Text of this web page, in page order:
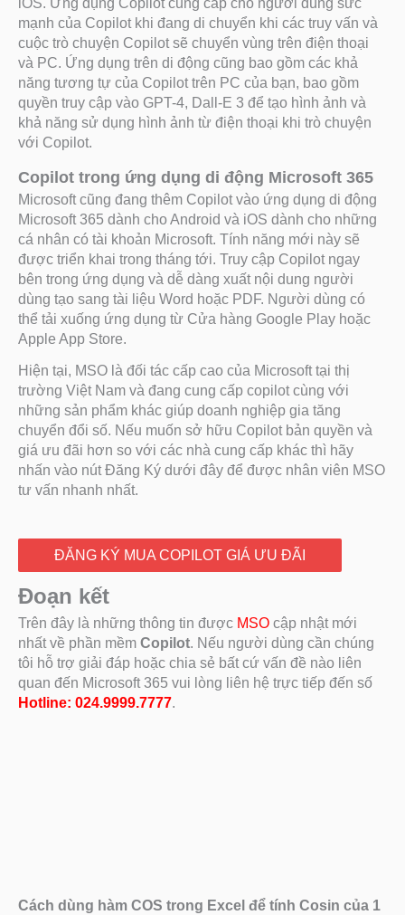
iOS. Ứng dụng Copilot cung cấp cho người dùng sức
mạnh của Copilot khi đang di chuyển khi các truy vấn và
cuộc trò chuyện Copilot sẽ chuyển vùng trên điện thoại
và PC. Ứng dụng trên di động cũng bao gồm các khả
năng tương tự của Copilot trên PC của bạn, bao gồm
quyền truy cập vào GPT-4, Dall-E 3 để tạo hình ảnh và
khả năng sử dụng hình ảnh từ điện thoại khi trò chuyện
với Copilot.
Copilot trong ứng dụng di động Microsoft 365
Microsoft cũng đang thêm Copilot vào ứng dụng di động
Microsoft 365 dành cho Android và iOS dành cho những
cá nhân có tài khoản Microsoft. Tính năng mới này sẽ
được triển khai trong tháng tới. Truy cập Copilot ngay
bên trong ứng dụng và dễ dàng xuất nội dung người
dùng tạo sang tài liệu Word hoặc PDF. Người dùng có
thể tải xuống ứng dụng từ Cửa hàng Google Play hoặc
Apple App Store.
Hiện tại, MSO là đối tác cấp cao của Microsoft tại thị
trường Việt Nam và đang cung cấp copilot cùng với
những sản phẩm khác giúp doanh nghiệp gia tăng
chuyển đổi số. Nếu muốn sở hữu Copilot bản quyền và
giá ưu đãi hơn so với các nhà cung cấp khác thì hãy
nhấn vào nút Đăng Ký dưới đây để được nhân viên MSO
tư vấn nhanh nhất.
ĐĂNG KÝ MUA COPILOT GIÁ ƯU ĐÃI
Đoạn kết
Trên đây là những thông tin được MSO cập nhật mới
nhất về phần mềm Copilot. Nếu người dùng cần chúng
tôi hỗ trợ giải đáp hoặc chia sẻ bất cứ vấn đề nào liên
quan đến Microsoft 365 vui lòng liên hệ trực tiếp đến số
Hotline: 024.9999.7777.
Cách dùng hàm COS trong Excel để tính Cosin của 1